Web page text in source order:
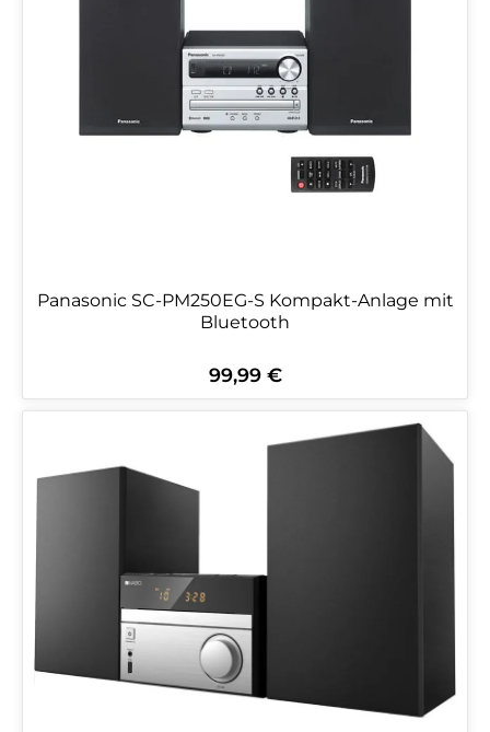
Panasonic SC-PM250EG-S Kompakt-Anlage mit
Bluetooth
Regulärer Preis:
99,99 €